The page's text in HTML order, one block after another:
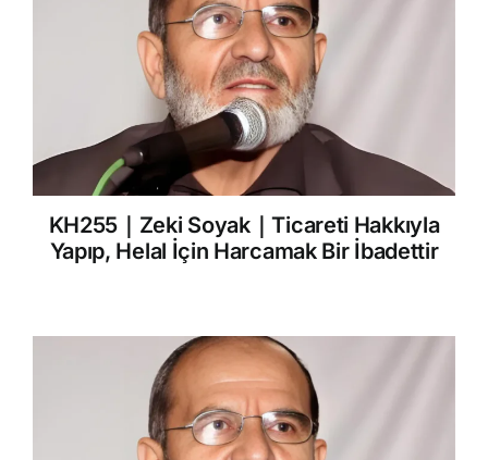
KH255｜Zeki Soyak｜Ticareti Hakkıyla
Yapıp, Helal İçin Harcamak Bir İbadettir